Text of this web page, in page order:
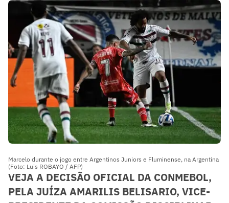
Marcelo durante o jogo entre Argentinos Juniors e Fluminense, na Argentina
(Foto: Luis ROBAYO / AFP)
VEJA A DECISÃO OFICIAL DA CONMEBOL,
PELA JUÍZA AMARILIS BELISARIO, VICE-